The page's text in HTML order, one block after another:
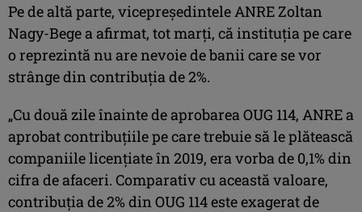
Pe de altă parte, vicepreşedintele ANRE Zoltan
Nagy-Bege a afirmat, tot marţi, că instituţia pe care
o reprezintă nu are nevoie de banii care se vor
strânge din contribuţia de 2%.
„Cu două zile înainte de aprobarea OUG 114, ANRE a
aprobat contribuţiile pe care trebuie să le plătească
companiile licenţiate în 2019, era vorba de 0,1% din
cifra de afaceri. Comparativ cu această valoare,
contribuţia de 2% din OUG 114 este exagerat de